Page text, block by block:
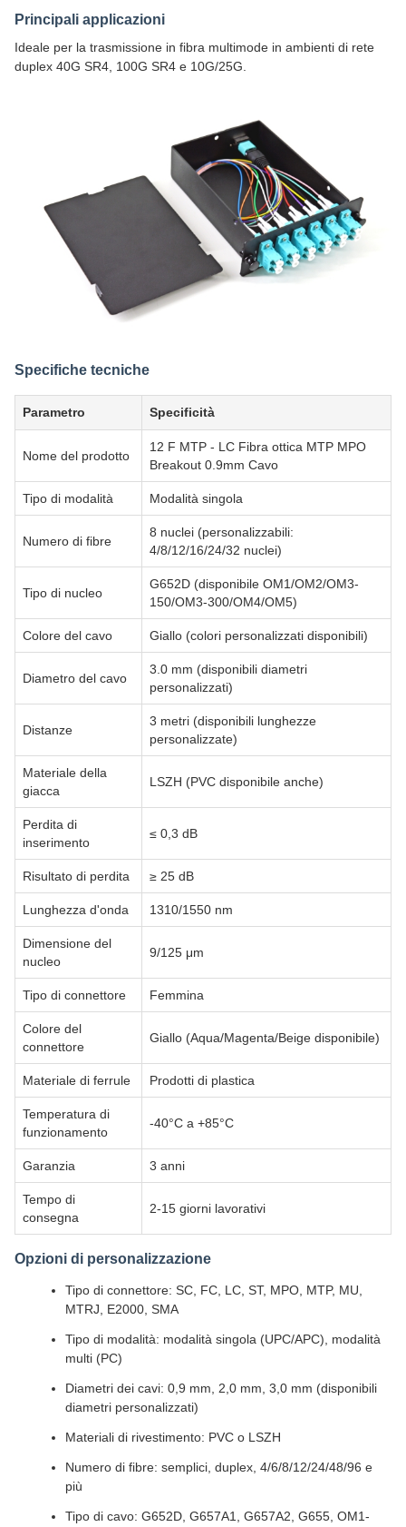
Principali applicazioni
Ideale per la trasmissione in fibra multimode in ambienti di rete
duplex 40G SR4, 100G SR4 e 10G/25G.
Specifiche tecniche
Parametro Specificità
Nome del prodotto
12 F MTP - LC Fibra ottica MTP MPO
Breakout 0.9mm Cavo
Tipo di modalità Modalità singola
Numero di fibre
8 nuclei (personalizzabili:
4/8/12/16/24/32 nuclei)
Tipo di nucleo
G652D (disponibile OM1/OM2/OM3-
150/OM3-300/OM4/OM5)
Colore del cavo Giallo (colori personalizzati disponibili)
Diametro del cavo
3.0 mm (disponibili diametri
personalizzati)
Distanze
3 metri (disponibili lunghezze
personalizzate)
Materiale della
giacca
LSZH (PVC disponibile anche)
Perdita di
inserimento
≤ 0,3 dB
Risultato di perdita ≥ 25 dB
Lunghezza d'onda 1310/1550 nm
Dimensione del
nucleo
9/125 μm
Tipo di connettore Femmina
Colore del
connettore
Giallo (Aqua/Magenta/Beige disponibile)
Materiale di ferrule Prodotti di plastica
Temperatura di
funzionamento
-40°C a +85°C
Garanzia 3 anni
Tempo di
consegna
2-15 giorni lavorativi
Opzioni di personalizzazione
Tipo di connettore: SC, FC, LC, ST, MPO, MTP, MU,
MTRJ, E2000, SMA
Tipo di modalità: modalità singola (UPC/APC), modalità
multi (PC)
Diametri dei cavi: 0,9 mm, 2,0 mm, 3,0 mm (disponibili
diametri personalizzati)
Materiali di rivestimento: PVC o LSZH
Numero di fibre: semplici, duplex, 4/6/8/12/24/48/96 e
più
Tipo di cavo: G652D, G657A1, G657A2, G655, OM1-